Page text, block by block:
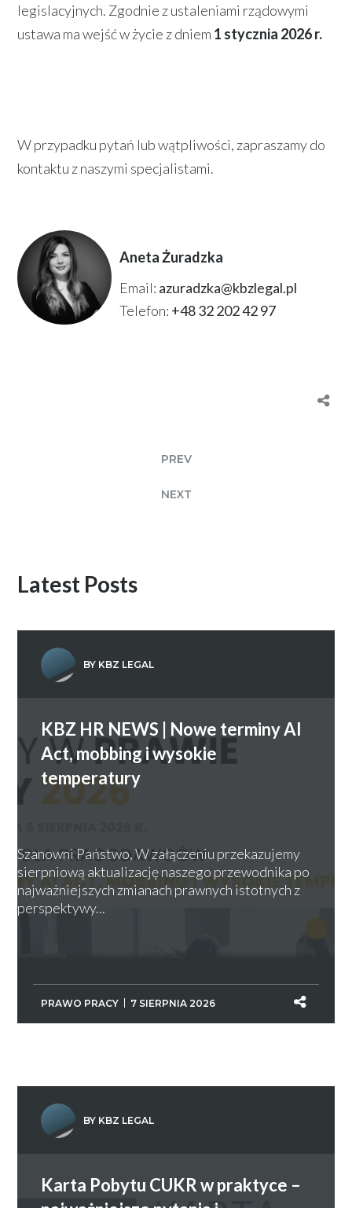
legislacyjnych. Zgodnie z ustaleniami rządowymi
ustawa ma wejść w życie z dniem 1 stycznia 2026 r.
W przypadku pytań lub wątpliwości, zapraszamy do
kontaktu z naszymi specjalistami.
Aneta Żuradzka
Email: azuradzka@kbzlegal.pl
Telefon: +48 32 202 42 97
PREV
NEXT
Latest Posts
BY KBZ LEGAL
KBZ HR NEWS | Nowe terminy AI
Act, mobbing i wysokie
temperatury
Szanowni Państwo, W załączeniu przekazujemy
sierpniową aktualizację naszego przewodnika po
najważniejszych zmianach prawnych istotnych z
perspektywy...
PRAWO PRACY 7 SIERPNIA 2026
BY KBZ LEGAL
Karta Pobytu CUKR w praktyce –